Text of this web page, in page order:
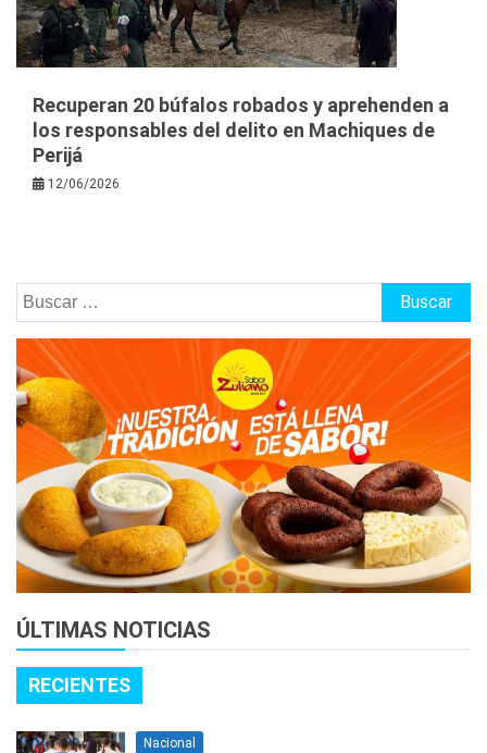
Recuperan 20 búfalos robados y aprehenden a
los responsables del delito en Machiques de
Perijá
12/06/2026
Buscar:
ÚLTIMAS NOTICIAS
RECIENTES
Nacional